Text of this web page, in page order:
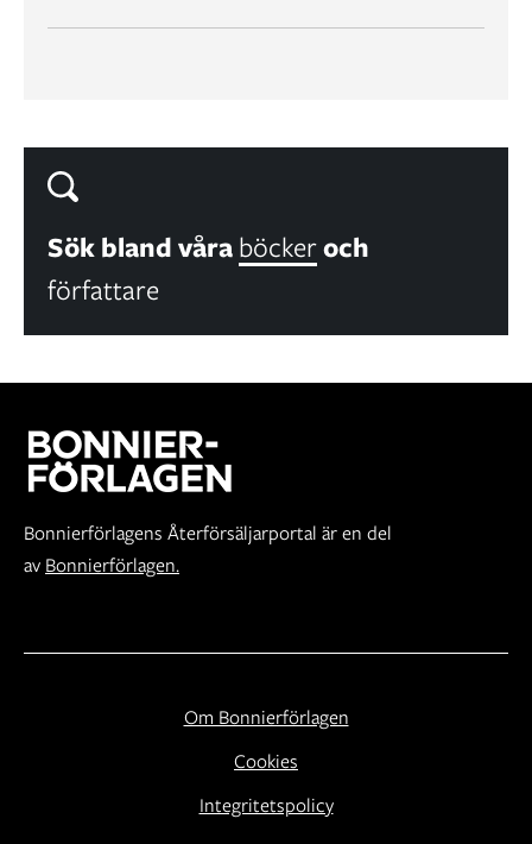
Sök bland våraböckeroch
författare
Bonnierförlagens Återförsäljarportal är en del
av Bonnierförlagen.
Om Bonnierförlagen
Cookies
Integritetspolicy